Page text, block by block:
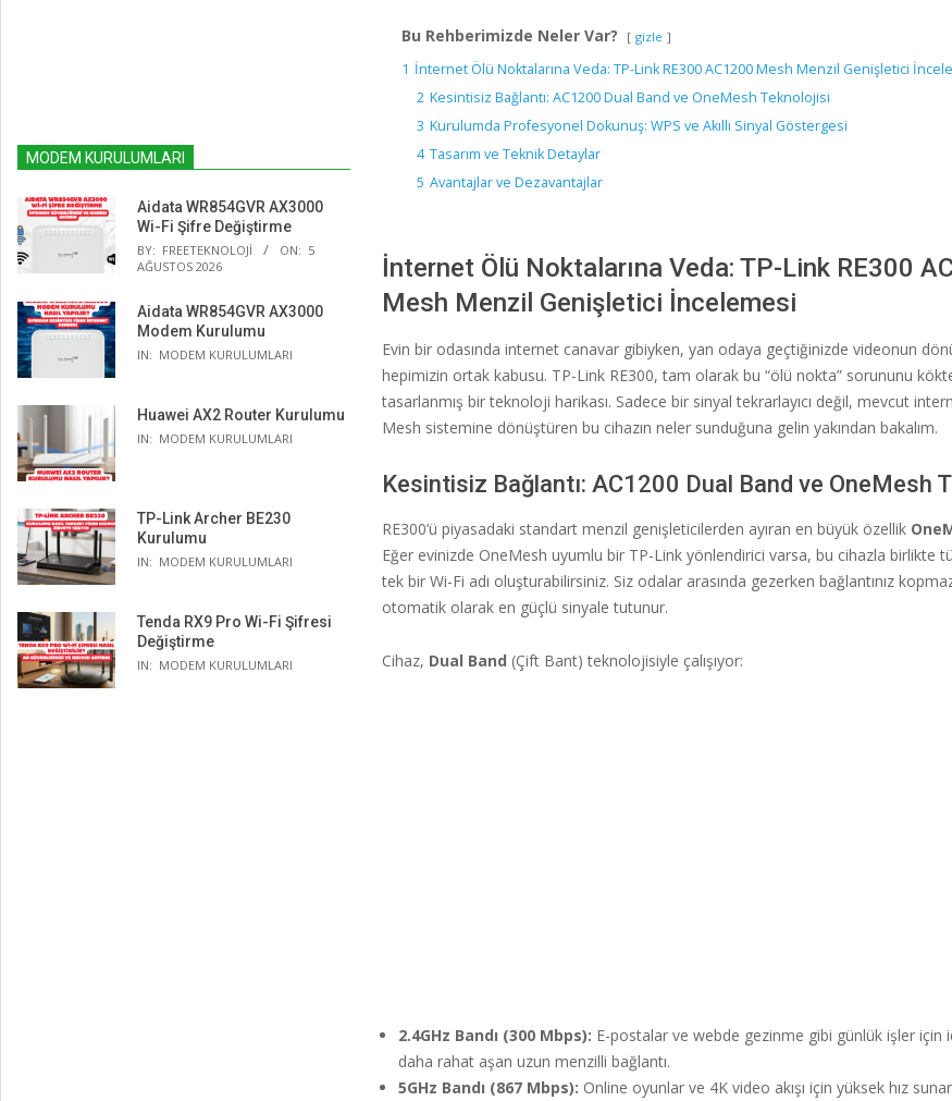
Bu Rehberimizde Neler Var? gizle
1 İnternet Ölü Noktalarına Veda: TP-Link RE300 AC1200 Mesh Menzil Genişletici
2 Kesintisiz Bağlantı: AC1200 Dual Band ve OneMesh Teknolojisi
3 Kurulumda Profesyonel Dokunuş: WPS ve Akıllı Sinyal Göstergesi
4 Tasarım ve Teknik Detaylar
5 Avantajlar ve Dezavantajlar
İnternet Ölü Noktalarına Veda: TP-Link RE300
Mesh Menzil Genişletici İncelemesi
Evin bir odasında internet canavar gibiyken, yan odaya geçtiğinizde videonun
hepimizin ortak kabusu. TP-Link RE300, tam olarak bu “ölü nokta” sorununu
tasarlanmış bir teknoloji harikası. Sadece bir sinyal tekrarlayıcı değil, mevcut
Mesh sistemine dönüştüren bu cihazın neler sunduğuna gelin yakından bakalım.
Kesintisiz Bağlantı: AC1200 Dual Band ve OneMesh
RE300’ü piyasadaki standart menzil genişleticilerden ayıran en büyük özellik
Eğer evinizde OneMesh uyumlu bir TP-Link yönlendirici varsa, bu cihazla birlikte
tek bir Wi-Fi adı oluşturabilirsiniz. Siz odalar arasında gezerken bağlantınız
otomatik olarak en güçlü sinyale tutunur.
Cihaz, Dual Band (Çift Bant) teknolojisiyle çalışıyor:
2.4GHz Bandı (300 Mbps): E-postalar ve webde gezinme gibi günlük işler için
daha rahat aşan uzun menzilli bağlantı.
5GHz Bandı (867 Mbps): Online oyunlar ve 4K video akışı için yüksek hız
MODEM KURULUMLARI
Aidata WR854GVR AX3000
Wi-Fi Şifre Değiştirme
BY: FREETEKNOLOJI ON: 5
AĞUSTOS 2026
Aidata WR854GVR AX3000
Modem Kurulumu
IN: MODEM KURULUMLARI
Huawei AX2 Router Kurulumu
IN: MODEM KURULUMLARI
TP-Link Archer BE230
Kurulumu
IN: MODEM KURULUMLARI
Tenda RX9 Pro Wi-Fi Şifresi
Değiştirme
IN: MODEM KURULUMLARI